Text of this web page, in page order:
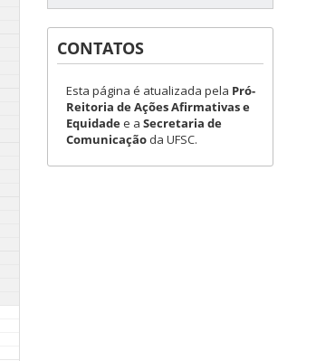
CONTATOS
Esta página é atualizada pela Pró-
Reitoria de Ações Afirmativas e
Equidadee a Secretaria de
Comunicação da UFSC.